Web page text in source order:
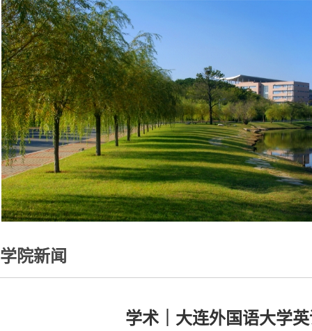
学院新闻
学术｜大连外国语大学